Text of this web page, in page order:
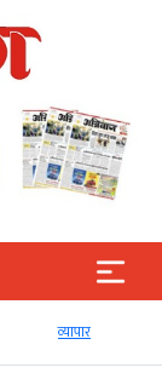
व्‍यापार